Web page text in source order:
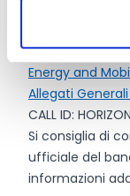
Pagina web
HE Main Work
Energy and
Allegati
CALL ID:
Si consiglia di
ufficiale del
informazioni